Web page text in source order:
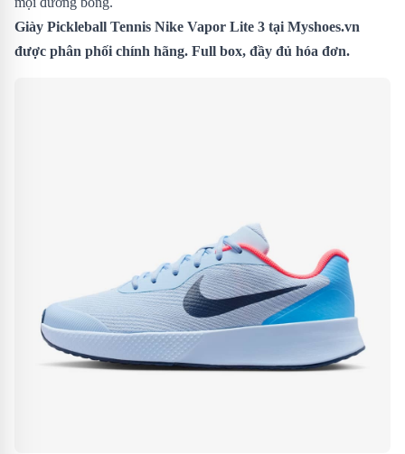
Giày Pickleball Tennis Nike Vapor Lite 3 tại Myshoes.vn
được phân phối chính hãng. Full box, đầy đủ hóa đơn.